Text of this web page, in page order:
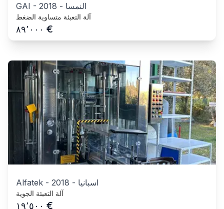
GAI - 2018 - النمسا
آلة التعبئة متساوية الضغط
٨٩٬٠٠٠ €
Alfatek - 2018 - اسبانيا
آلة التعبئة الجوية
١٩٬٥٠٠ €